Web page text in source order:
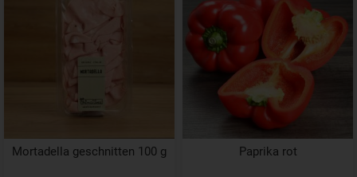
Mortadella geschnitten 100 g Paprika rot